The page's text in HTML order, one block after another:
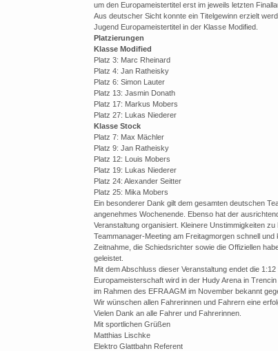
um den Europameistertitel erst im jeweils letzten
Aus deutscher Sicht konnte ein Titelgewinn erzielt
Jugend Europameistertitel in der Klasse Modified.
Platzierungen
Klasse Modified
Platz 3: Marc Rheinard
Platz 4: Jan Ratheisky
Platz 6: Simon Lauter
Platz 13: Jasmin Donath
Platz 17: Markus Mobers
Platz 27: Lukas Niederer
Klasse Stock
Platz 7: Max Mächler
Platz 9: Jan Ratheisky
Platz 12: Louis Mobers
Platz 19: Lukas Niederer
Platz 24: Alexander Seitter
Platz 25: Mika Mobers
Ein besonderer Dank gilt dem gesamten deutschen
angenehmes Wochenende. Ebenso hat der
Veranstaltung organisiert. Kleinere Unstimmigkeiten
Teammanager-Meeting am Freitagmorgen schnell
Zeitnahme, die Schiedsrichter sowie die Offiziellen
geleistet.
Mit dem Abschluss dieser Veranstaltung endet die
Europameisterschaft wird in der Hudy Arena in
im Rahmen des EFRA AGM im November bekannt
Wir wünschen allen Fahrerinnen und Fahrern eine
Vielen Dank an alle Fahrer und Fahrerinnen.
Mit sportlichen Grüßen
Matthias Lischke
Elektro Glattbahn Referent